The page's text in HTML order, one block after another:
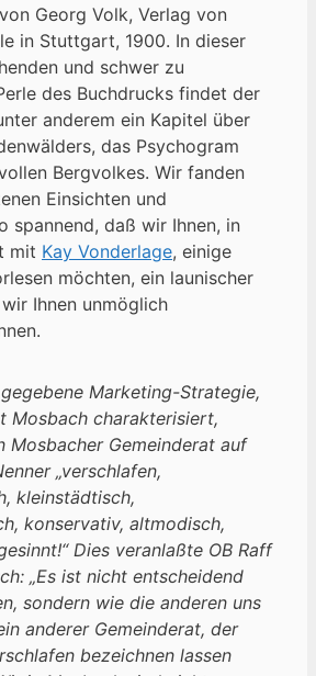
Georg Volk, Verlag von
in Stuttgart, 1900. In dieser
und schwer zu
des Buchdrucks findet der
anderem ein Kapitel über
das Psychogram
Bergvolkes. Wir fanden
Einsichten und
spannend, daß wir Ihnen, in
mit Kay Vonderlage, einige
möchten, ein launischer
Ihnen unmöglich
Marketing-Strategie,
Mosbach charakterisiert,
Mosbacher Gemeinderat auf
„verschlafen,
kleinstädtisch,
konservativ, altmodisch,
Dies veranlaßte OB Raff
„Es ist nicht entscheidend
sondern wie die anderen uns
anderer Gemeinderat, der
bezeichnen lassen